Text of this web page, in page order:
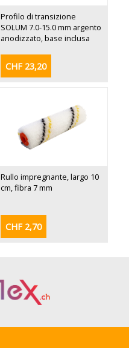
Profilo di transizione
SOLUM 7.0-15.0 mm argento
anodizzato, base inclusa
CHF 23,20
Rullo impregnante, largo 10
cm, fibra 7 mm
CHF 2,70